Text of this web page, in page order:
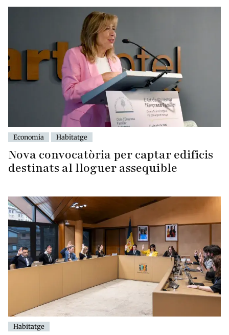
Economia Habitatge
Nova convocatòria per captar edificis
destinats al lloguer assequible
Habitatge